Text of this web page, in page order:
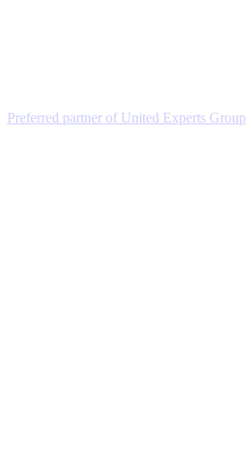
Preferred partner of United Experts Group